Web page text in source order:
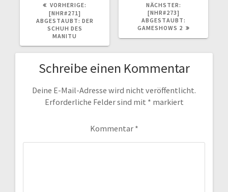
VORHERIGE:
[NHR#271]
ABGESTAUBT: DER
SCHUH DES
MANITU
NÄCHSTER:
[NHR#273]
ABGESTAUBT:
GAMESHOWS 2
Schreibe einen Kommentar
Deine E-Mail-Adresse wird nicht veröffentlicht.
Erforderliche Felder sind mit * markiert
Kommentar *